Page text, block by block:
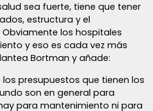
sea fuerte, tiene que tener
estructura y el
los hospitales
y eso es cada vez más
Bortman y añade:
presupuestos que tienen los
son en general para
para mantenimiento ni para